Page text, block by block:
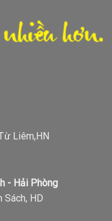
Liêm,HN
- Hải Phòng
Sách, HD